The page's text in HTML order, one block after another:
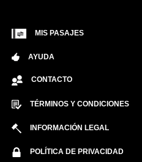
MIS PASAJES
AYUDA
CONTACTO
TÉRMINOS Y CONDICIONES
INFORMACIÓN LEGAL
POLÍTICA DE PRIVACIDAD